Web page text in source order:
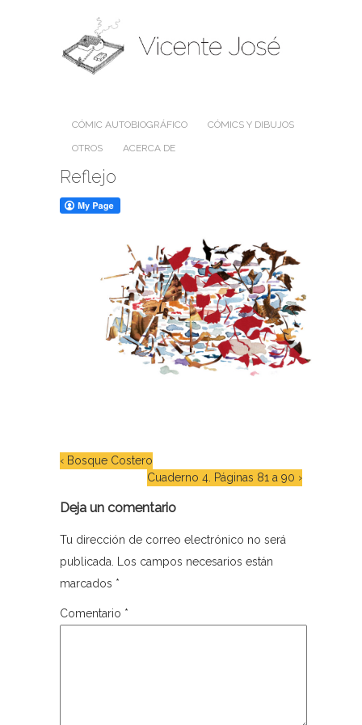
CÓMIC AUTOBIOGRÁFICO CÓMICS Y DIBUJOS
OTROS ACERCA DE
Reflejo
‹ Bosque Costero
Cuaderno 4. Páginas 81 a 90 ›
Deja un comentario
Tu dirección de correo electrónico no será
publicada. Los campos necesarios están
marcados *
Comentario *